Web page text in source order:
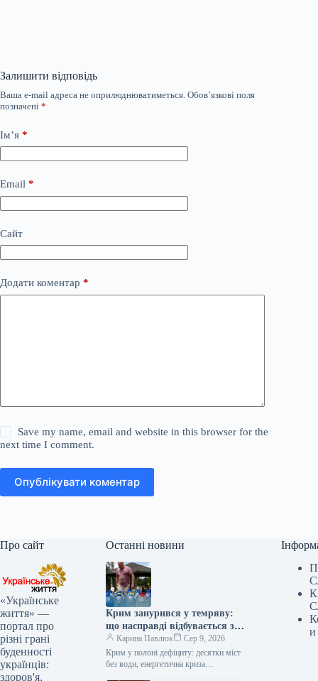
Залишити відповідь
Ваша e-mail адреса не оприлюднюватиметься. Обов’язкові поля
позначені *
Ім’я *
Email *
Сайт
Додати коментар *
Save my name, email and website in this browser for the
next time I comment.
Опублікувати коментар
Про сайт
«Українське
життя» —
портал про
різні грані
буденності
українців:
здоров'я,
Останні новини
Крим занурився у темряву:
що насправді відбувається з
енерго- та водопостачанням
півострова
Карина Павлюк
Сер 9, 2026
Крим у полоні дефіциту: десятки міст
без води, енергетична криза
и